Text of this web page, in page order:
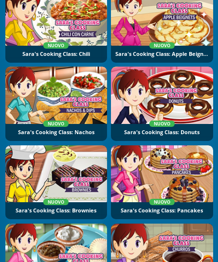
NUOVO
Sara's Cooking Class: Chili
NUOVO
Sara's Cooking Class: Apple Beignets
NUOVO
Sara's Cooking Class: Nachos
NUOVO
Sara's Cooking Class: Donuts
NUOVO
Sara's Cooking Class: Brownies
NUOVO
Sara's Cooking Class: Pancakes